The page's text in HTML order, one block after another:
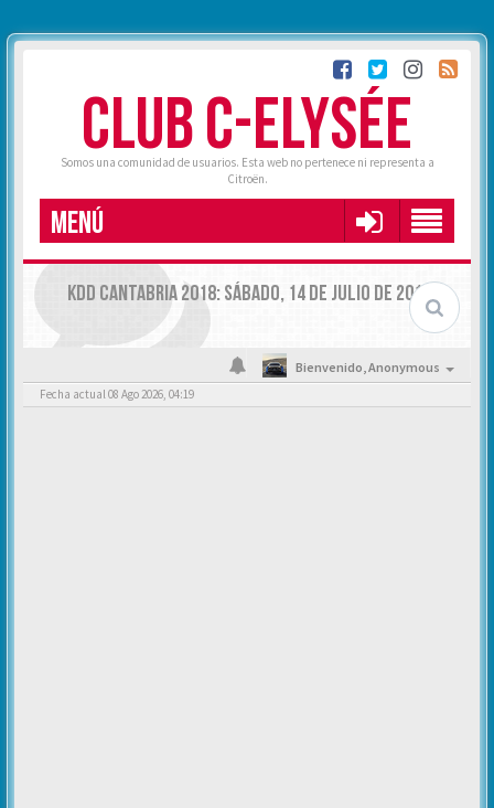
CLUB C-ELYSÉE
Somos una comunidad de usuarios. Esta web no pertenece ni representa a
Citroën.
MENÚ
KDD CANTABRIA 2018: SÁBADO, 14 DE JULIO DE 2018.
Bienvenido,Anonymous
Fecha actual 08 Ago 2026, 04:19